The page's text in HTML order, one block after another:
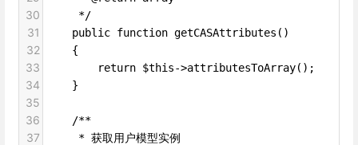
30
     */
31
    public function getCASAttributes()
32
    {
33
        return $this->attributesToArray();
34
    }
35
36
    /**
37
     * 获取用户模型实例